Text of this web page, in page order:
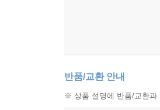
반품/교환 안내
※ 상품 설명에 반품/교환과